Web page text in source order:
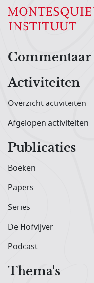
Commentaar
Activiteiten
Overzicht activiteiten
Afgelopen activiteiten
Publicaties
Boeken
Papers
Series
De Hofvijver
Podcast
Thema's